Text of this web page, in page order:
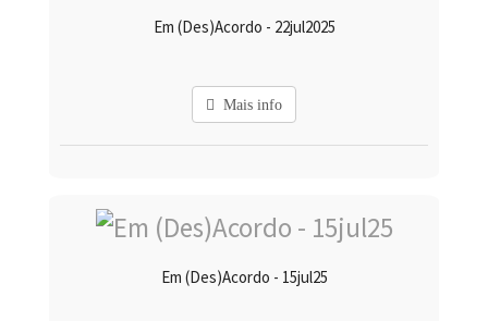
Em (Des)Acordo - 22jul2025
Mais info
Em (Des)Acordo - 15jul25